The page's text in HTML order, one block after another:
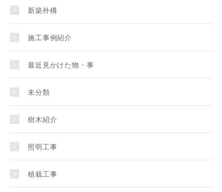
新築外構
施工事例紹介
最近見かけた物・事
未分類
樹木紹介
照明工事
植栽工事